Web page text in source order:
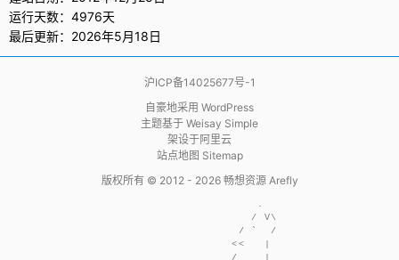
运行天数：4976天
最后更新：2026年5月18日
沪ICP备14025677号-1
自豪地采用 WordPress
主题基于 Weisay Simple
架设于阿里云
站点地图 Sitemap
版权所有 © 2012 - 2026 畅想资源 Arefly
                     .
                    / V\
                  / `  /
                 <<   |
                 /    |